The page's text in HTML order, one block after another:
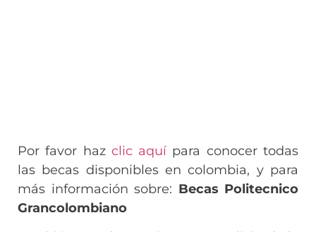
Por favor haz clic aquí para conocer todas
las becas disponibles en colombia, y para
más información sobre: Becas Politecnico
Grancolombiano